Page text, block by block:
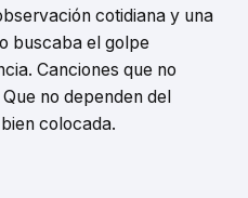
cotidiana y una
buscaba el golpe
Canciones que no
no dependen del
colocada.